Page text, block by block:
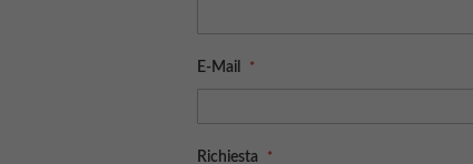
E-Mail
Richiesta